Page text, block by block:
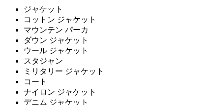
ジャケット
コットン ジャケット
マウンテン パーカ
ダウン ジャケット
ウール ジャケット
スタジャン
ミリタリー ジャケット
コート
ナイロン ジャケット
デニム ジャケット